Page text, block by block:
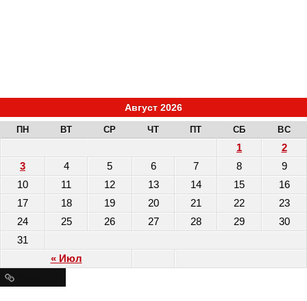
Август 2026
ПН ВТ СР ЧТ ПТ СБ ВС
« Июл
1
2
3
4 5 6 7 8
9
10
11 12 13 14 15
16
17
18 19 20 21 22
23
24
25 26 27 28 29
30
31